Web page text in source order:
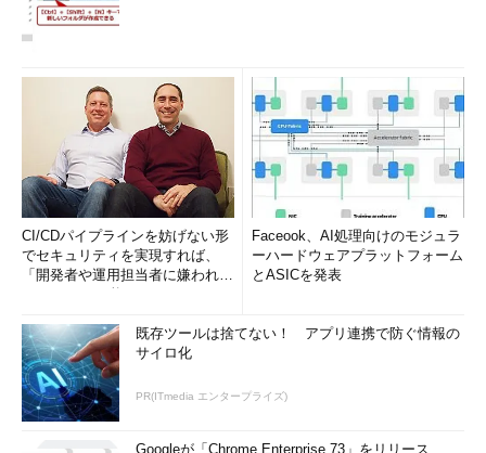
CI/CDパイプラインを妨げない形
でセキュリティを実現すれば、
「開発者や運用担当者に嫌われな
Faceook、AI処理向けのモジュラ
ーハードウェアプラットフォーム
とASICを発表
既存ツールは捨てない！ アプリ連携で防ぐ情報の
サイロ化
PR(ITmedia エンタープライズ)
Googleが「Chrome Enterprise 73」をリリース